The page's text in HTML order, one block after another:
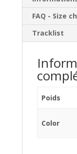
FAQ - Size
Tracklist
Poids
Color